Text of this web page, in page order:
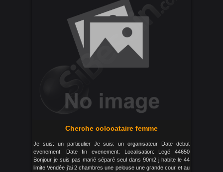
Cherche colocataire femme
Je suis: un particulier Je suis: un organisateur Date debut
evenement: Date fin evenement: Localisation: Legé 44650
Bonjour je suis pas marié séparé seul dans 90m2 j habite le 44
limite Vendée j'ai 2 chambres une pelouse une grande cour et au